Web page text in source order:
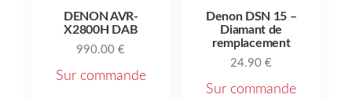
DENON AVR-
X2800H DAB
990.00€
Sur commande
Denon DSN 15 –
Diamant de
remplacement
24.90€
Sur commande